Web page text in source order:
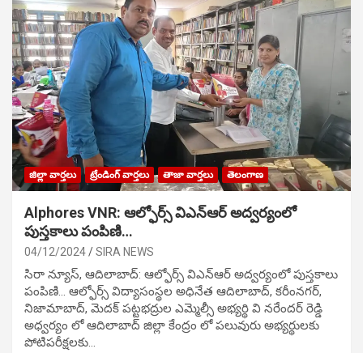
జిల్లా వార్తలు ట్రేండింగ్ వార్తలు తాజా వార్తలు తెలంగాణ
Alphores VNR: ఆల్ఫోర్స్ విఎన్ఆర్ అద్వర్యంలో
పుస్తకాలు పంపిణి…
04/12/2024 SIRA NEWS
సిరా న్యూస్, ఆదిలాబాద్: ఆల్ఫోర్స్ విఎన్ఆర్ అద్వర్యంలో పుస్తకాలు
పంపిణి… ఆల్ఫోర్స్ విద్యాసంస్థల అధినేత ఆదిలాబాద్, కరీంనగర్,
నిజామాబాద్, మెదక్ పట్టభద్రుల ఎమ్మెల్సీ అభ్యర్థి వి నరేందర్ రెడ్డి
అధ్వర్యం లో ఆదిలాబాద్ జిల్లా కేంద్రం లో పలువురు అభ్యర్థులకు
పోటిప‌రీక్ష‌ల‌కు…